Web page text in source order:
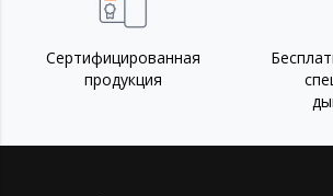
Сертифицированная
продукция